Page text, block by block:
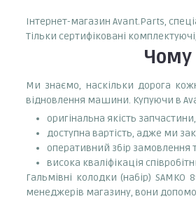
Інтернет-магазин Avant.Parts,
Тільки сертифіковані
Чому
Ми знаємо, наскільки дорога
відновлення машини. Купуючи в
оригінальна якість
доступна вартість, адже ми
оперативний збір замовлення
висока кваліфікація
Гальмівні колодки (набір)
менеджерів магазину, вони